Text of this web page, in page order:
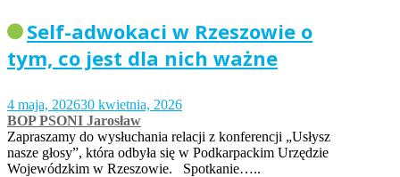
Self-adwokaci w Rzeszowie o
tym, co jest dla nich ważne
4 maja, 202630 kwietnia, 2026
BOP PSONI Jarosław
Zapraszamy do wysłuchania relacji z konferencji „Usłysz
nasze głosy”, która odbyła się w Podkarpackim Urzędzie
Wojewódzkim w Rzeszowie. Spotkanie…..